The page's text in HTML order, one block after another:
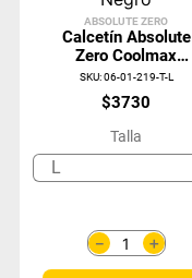
ABSOLUTE ZERO
Calcetín Absolute
Zero Coolmax
C/cobre Negro
SKU:06-01-219-T-L
$3730
Talla
L
＋
－